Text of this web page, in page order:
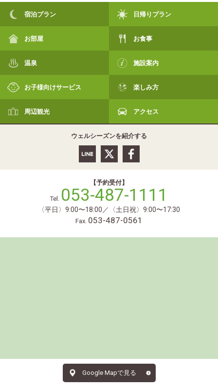
宿泊プラン 日帰りプラン
お部屋 お食事
温泉 施設案内
お子様向けサービス 楽しみ方
周辺観光 アクセス
ウェルシーズンを紹介する
【予約受付】
Tel. 053-487-1111
〈平日〉9:00〜18:00／〈土日祝〉9:00〜17:30
Fax. 053-487-0561
Google Mapで見る